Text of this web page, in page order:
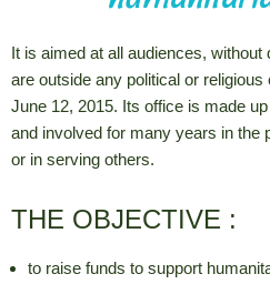
It is aimed at all audiences,
are outside any political or religious
June 12, 2015. Its office is made
and involved for many years in the
or in serving others.
THE OBJECTIVE :
to raise funds to support